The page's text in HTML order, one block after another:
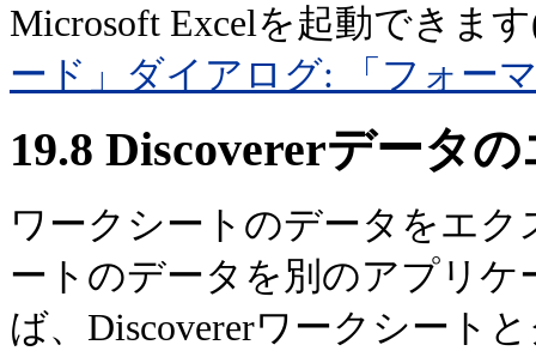
Microsoft Excelを起動できま
ード」ダイアログ: 「フォー
19.8 Discovererデータ
ワークシートのデータをエク
ートのデータを別のアプリ
ば、Discovererワークシート